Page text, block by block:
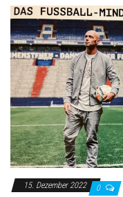
15. Dezember 2022 0